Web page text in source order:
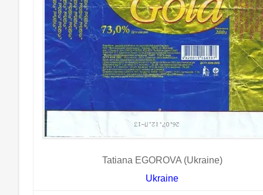
Tatiana EGOROVA (Ukraine)
Ukraine